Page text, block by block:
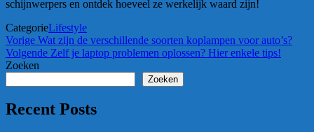
schijnwerpers en ontdek hoeveel ze werkelijk waard zijn!
CategorieLifestyle
Bericht
navigatie
Vorig
bericht
Vorige Wat zijn de verschillende soorten koplampen voor auto’s?
Volgend
bericht
Volgende Zelf je laptop problemen oplossen? Hier enkele tips!
Zoeken
Zoeken
Recent Posts